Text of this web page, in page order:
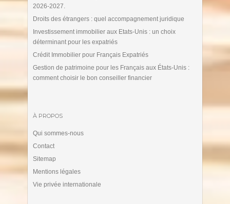
2026-2027.
Droits des étrangers : quel accompagnement juridique
Investissement immobilier aux Etats-Unis : un choix
déterminant pour les expatriés
Crédit Immobilier pour Français Expatriés
Gestion de patrimoine pour les Français aux États-Unis :
comment choisir le bon conseiller financier
À PROPOS
Qui sommes-nous
Contact
Sitemap
Mentions légales
Vie privée internationale